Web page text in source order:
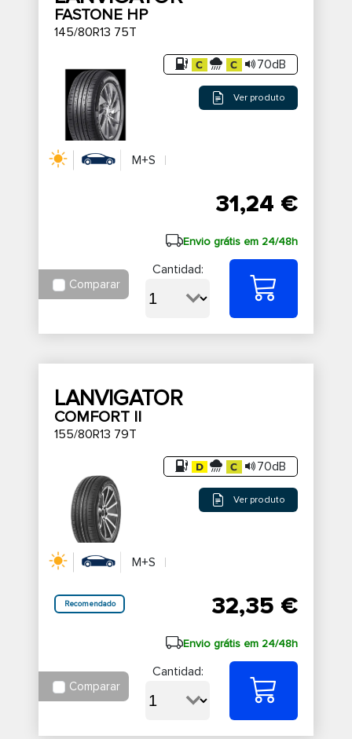
FASTONE HP
145/80R13 75T
70dB
Ver produto
M+S
31,24 €
Envio grátis em 24/48h
Comparar
Cantidad:
LANVIGATOR
COMFORT II
155/80R13 79T
70dB
Ver produto
M+S
Recomendado 32,35 €
Envio grátis em 24/48h
Comparar
Cantidad: